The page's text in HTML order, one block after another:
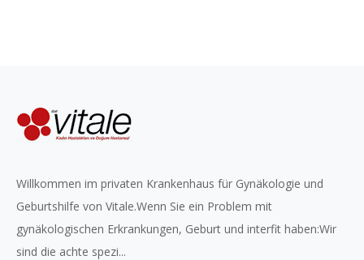
Willkommen im privaten Krankenhaus für Gynäkologie und
Geburtshilfe von Vitale.Wenn Sie ein Problem mit
gynäkologischen Erkrankungen, Geburt und interfit haben:Wir
sind die achte spezi...